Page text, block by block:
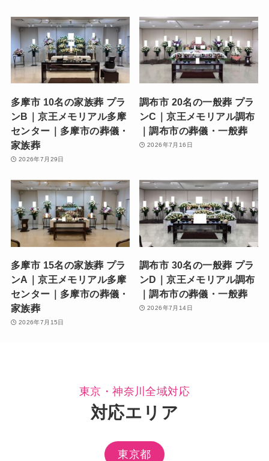
多摩市 10名の家族葬 プラ
ンB｜京王メモリアル多摩
センター｜多摩市の葬儀・
家族葬
2026年7月29日
調布市 20名の一般葬 プラ
ンC｜京王メモリアル調布
｜調布市の葬儀・一般葬
2026年7月16日
多摩市 15名の家族葬 プラ
ンA｜京王メモリアル多摩
センター｜多摩市の葬儀・
家族葬
2026年7月15日
調布市 30名の一般葬 プラ
ンD｜京王メモリアル調布
｜調布市の葬儀・一般葬
2026年7月14日
東京・神奈川全域対応
対応エリア
東京都